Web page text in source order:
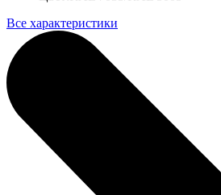
Все характеристики